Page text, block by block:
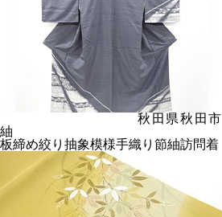
秋田県秋田市
紬
板締め絞り抽象模様手織り節紬訪問着